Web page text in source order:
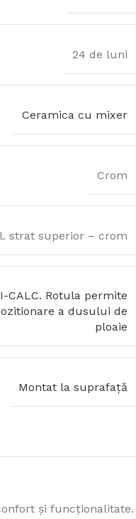
24 de luni
Ceramica cu mixer
Crom
strat superior – crom
CALC. Rotula permite
a dusului de
ploaie
Montat la suprafață
și funcționalitate.